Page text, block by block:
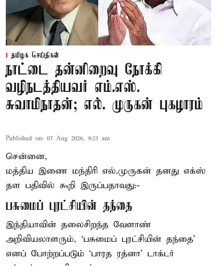
தமிழக செய்திகள்
நாட்டை தன்னிறைவு நோக்கி
வழிநடத்தியவர் எம்.எஸ்.
சுவாமிநாதன்; எல். முருகன் புகழாரம்
Published on: 07 Aug 2026, 9:23 am
சென்னை,
மத்திய இணை மந்திரி எல்.முருகன் தனது எக்ஸ்
தள பதிவில் கூறி இருப்பதாவது:-
பசுமைப் புரட்சியின் தந்தை
இந்தியாவின் தலைசிறந்த வேளாண்
அறிவியலாளரும், ‘பசுமைப் புரட்சியின் தந்தை’
எனப் போற்றப்படும் ‘பாரத ரத்னா’ டாக்டர்